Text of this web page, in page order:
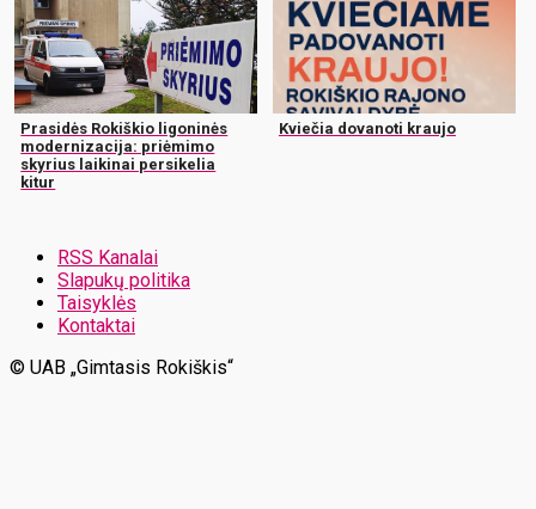
Prasidės Rokiškio ligoninės
modernizacija: priėmimo
skyrius laikinai persikelia
kitur
Kviečia dovanoti kraujo
RSS Kanalai
Slapukų politika
Taisyklės
Kontaktai
© UAB „Gimtasis Rokiškis“